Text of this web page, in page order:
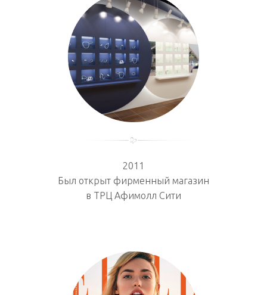
2011
Был открыт фирменный магазин
в ТРЦ Афимолл Сити